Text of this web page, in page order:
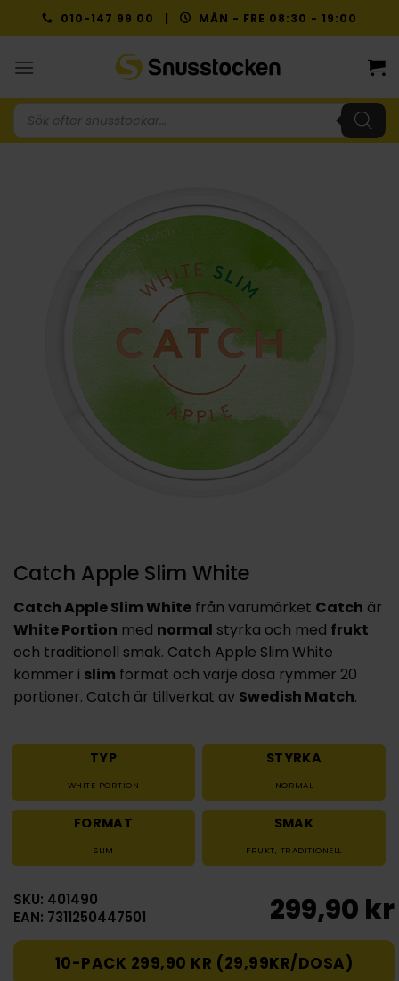
to
010-147 99 00 | MÅN - FRE 08:30 - 19:00
Produktsökning
Catch Apple Slim White
Catch Apple Slim White från varumärket Catch är
White Portion med normal styrka och med frukt
och traditionell smak. Catch Apple Slim White
kommer i slim format och varje dosa rymmer 20
portioner. Catch är tillverkat av Swedish Match.
TYP
WHITE PORTION
STYRKA
NORMAL
FORMAT
SLIM
SMAK
FRUKT, TRADITIONELL
SKU: 401490
EAN: 7311250447501
299,90 kr
10-PACK 299,90 KR (29,99KR/DOSA)